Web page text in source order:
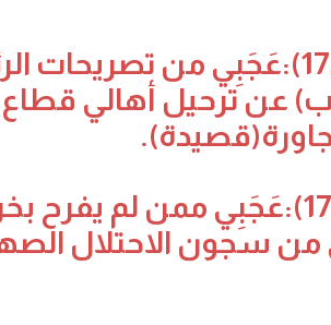
حلقة عجبي(172):عَجَبِي من
عن ترحيل أهالي
حلقة عجبي(171):عَجَبِي ممن لم يفرح
من سجون الاحتلال